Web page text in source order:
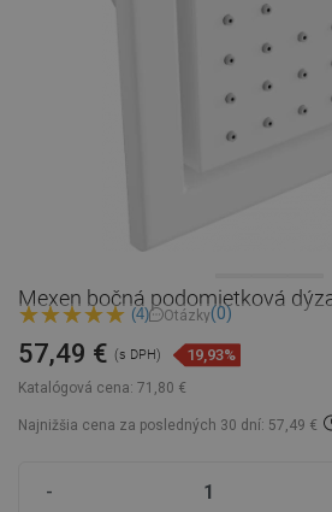
Mexen bočná podomietková
(4) Otázky(0)
Katalógová cena: 71,80 €
57,49 € (s DPH) 19,93%
Najnižšia cena za posledných 30 dní: 57,49 €
-